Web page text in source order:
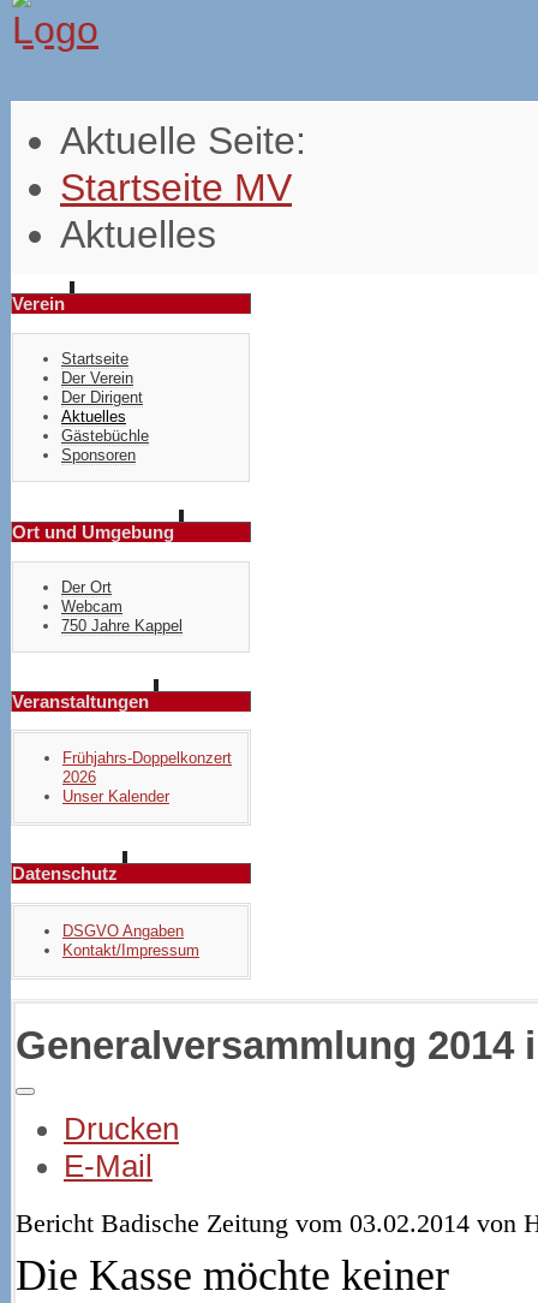
Aktuelle Seite:
Startseite MV
Aktuelles
Verein
Startseite
Der Verein
Der Dirigent
Aktuelles
Gästebüchle
Sponsoren
Ort und Umgebung
Der Ort
Webcam
750 Jahre Kappel
Veranstaltungen
Frühjahrs-Doppelkonzert
2026
Unser Kalender
Datenschutz
DSGVO Angaben
Kontakt/Impressum
Generalversammlung 2014
Drucken
E-Mail
Bericht Badische Zeitung vom 03.02.2014 von
Die Kasse möchte keiner